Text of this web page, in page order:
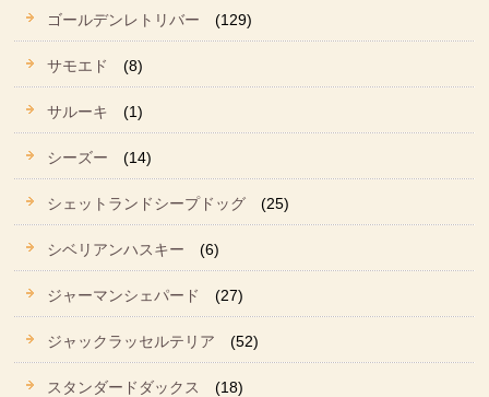
ゴールデンレトリバー (129)
サモエド (8)
サルーキ (1)
シーズー (14)
シェットランドシープドッグ (25)
シベリアンハスキー (6)
ジャーマンシェパード (27)
ジャックラッセルテリア (52)
スタンダードダックス (18)